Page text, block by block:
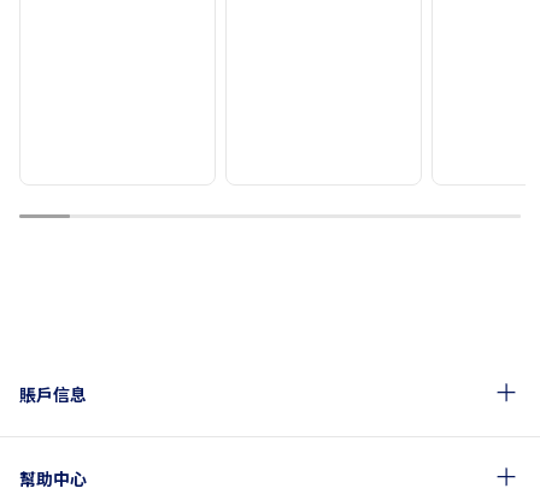
1 2 3 4 5 6 7 8 9 10
賬戶信息
幫助中心